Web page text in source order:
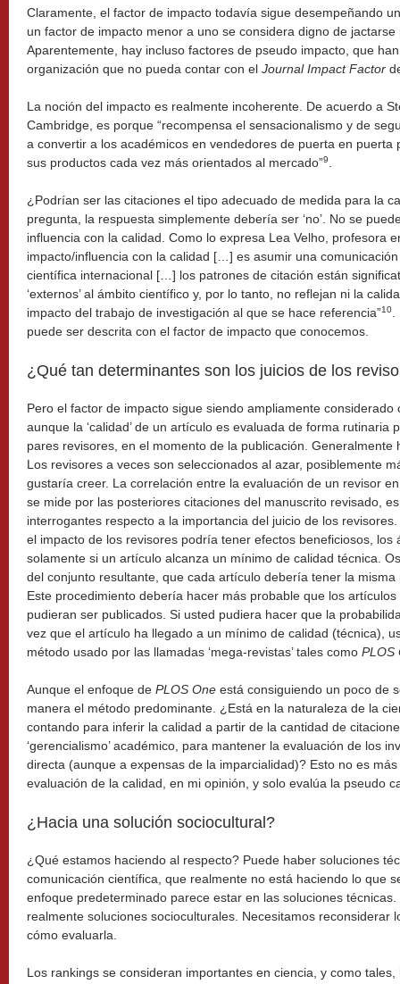
Claramente, el factor de impacto todavía sigue desempeñando
un factor de impacto menor a uno se considera digno de
Aparentemente, hay incluso factores de pseudo impacto, que
organización que no pueda contar con el Journal Impact Factor
La noción del impacto es realmente incoherente. De acuerdo a
Cambridge, es porque “recompensa el sensacionalismo y de
a convertir a los académicos en vendedores de puerta en puerta
sus productos cada vez más orientados al mercado”9
¿Podrían ser las citaciones el tipo adecuado de medida para la
pregunta, la respuesta simplemente debería ser ‘no’. No se
influencia con la calidad. Como lo expresa Lea Velho, profesora
impacto/influencia con la calidad […] es asumir una
científica internacional […] los patrones de citación están
‘externos’ al ámbito científico y, por lo tanto, no reflejan ni la
impacto del trabajo de investigación al que se hace referencia”10
puede ser descrita con el factor de impacto que conocemos.
¿Qué tan determinantes son los juicios de los
Pero el factor de impacto sigue siendo ampliamente
aunque la ‘calidad’ de un artículo es evaluada de forma rutinaria
pares revisores, en el momento de la publicación. Generalmente
Los revisores a veces son seleccionados al azar, posiblemente
gustaría creer. La correlación entre la evaluación de un revisor en
se mide por las posteriores citaciones del manuscrito revisado,
interrogantes respecto a la importancia del juicio de los
el impacto de los revisores podría tener efectos beneficiosos, los
solamente si un artículo alcanza un mínimo de calidad técnica.
del conjunto resultante, que cada artículo debería tener la
Este procedimiento debería hacer más probable que los
pudieran ser publicados. Si usted pudiera hacer que la
vez que el artículo ha llegado a un mínimo de calidad (técnica),
método usado por las llamadas ‘mega-revistas’ tales como PLOS
Aunque el enfoque de PLOS One está consiguiendo un poco de
manera el método predominante. ¿Está en la naturaleza de la
contando para inferir la calidad a partir de la cantidad de
‘gerencialismo’ académico, para mantener la evaluación de los
directa (aunque a expensas de la imparcialidad)? Esto no es
evaluación de la calidad, en mi opinión, y solo evalúa la pseudo
¿Hacia una solución sociocultural?
¿Qué estamos haciendo al respecto? Puede haber soluciones
comunicación científica, que realmente no está haciendo lo que
enfoque predeterminado parece estar en las soluciones
realmente soluciones socioculturales. Necesitamos reconsiderar
cómo evaluarla.
Los rankings se consideran importantes en ciencia, y como